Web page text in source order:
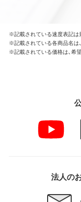
※記載されている速度表記は
※記載されている各商品名は
※記載されている価格は、希
法人の